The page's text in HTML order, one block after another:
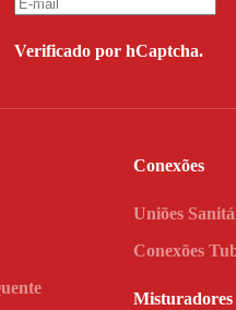
Verificado por hCaptcha.
Conexões
Uniões
Conexões
Misturadores